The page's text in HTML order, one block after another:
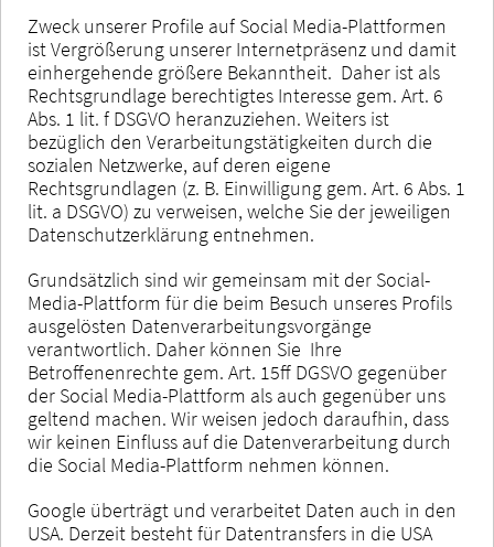
Zweck unserer Profile auf Social Media-Plattformen
ist Vergrößerung unserer Internetpräsenz und damit
einhergehende größere Bekanntheit. Daher ist als
Rechtsgrundlage berechtigtes Interesse gem. Art. 6
Abs. 1 lit. f DSGVO heranzuziehen. Weiters ist
bezüglich den Verarbeitungstätigkeiten durch die
sozialen Netzwerke, auf deren eigene
Rechtsgrundlagen (z. B. Einwilligung gem. Art. 6 Abs. 1
lit. a DSGVO) zu verweisen, welche Sie der jeweiligen
Datenschutzerklärung entnehmen.
Grundsätzlich sind wir gemeinsam mit der Social-
Media-Plattform für die beim Besuch unseres Profils
ausgelösten Datenverarbeitungsvorgänge
verantwortlich. Daher können Sie Ihre
Betroffenenrechte gem. Art. 15ff DGSVO gegenüber
der Social Media-Plattform als auch gegenüber uns
geltend machen. Wir weisen jedoch daraufhin, dass
wir keinen Einfluss auf die Datenverarbeitung durch
die Social Media-Plattform nehmen können.
Google überträgt und verarbeitet Daten auch in den
USA. Derzeit besteht für Datentransfers in die USA